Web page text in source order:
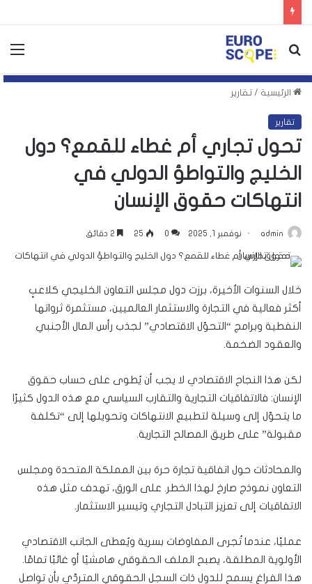
بحث
الرئيسية / تقارير
تقارير
تحول تجاري أم غطاء للقمع؟ دول
الخليج والتواطؤ الدولي في
انتهاكات حقوق الإنسان
admin نوفمبر 1, 2025 0
25
خلال السنوات الأخيرة، برزت دول مجلس التعاون الخليجي كلاعبٍ
أكثر فعالية في التجارة والاستثمار العالميين، مستثمرة ثرواتها
النفطية وبرامج “التحوّل الاقتصادي” لجذب رأس المال الأجنبي
والعقود الضخمة.
لكن هذا النجاح الاقتصادي لا يجب أن يُطوى على حساب حقوق
الإنسان: فالاتفاقيات التجارية والتقارب السياسي مع هذه الدول كثيرًا
ما يتحوّل إلى وسيلة لتطبيع الانتهاكات وتحويلها إلى “تكلفة
مقبولة” على طريق المصالح التجارية.
والمحادثات حول اتفاقية تجارة حرة بين المملكة المتحدة ومجلس
التعاون نموذج صارخ لهذا الخطر. على الورق، تهدف مثل هذه
الاتفاقيات إلى تعزيز التبادل التجاري وتيسير الاستثمار.
عمليًا، عندما تُجرى المفاوضات بسرية ويُعطى الجانب الاقتصادي
الأولوية المطلقة، يصبح الملف الحقوقي هامشيًا أو غائبًا تمامًا.
هذا الفراغ يسمح للدول ذات السجل الحقوقي المتردّي بأن تواصل